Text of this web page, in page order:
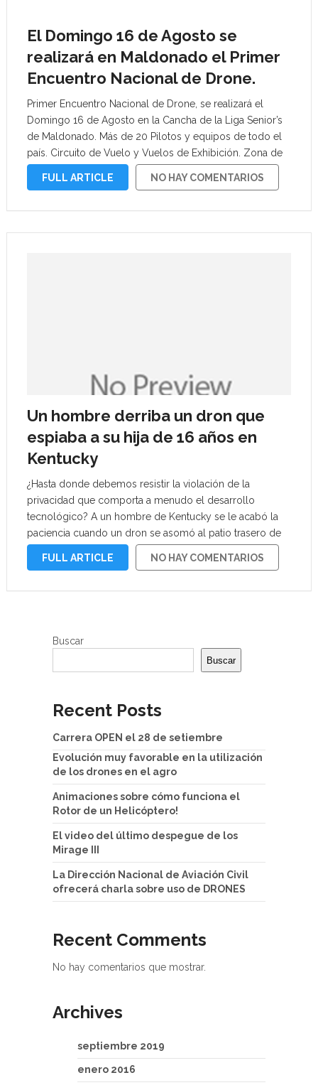
El Domingo 16 de Agosto se
realizará en Maldonado el Primer
Encuentro Nacional de Drone.
Primer Encuentro Nacional de Drone, se realizará el
Domingo 16 de Agosto en la Cancha de la Liga Senior’s
de Maldonado. Más de 20 Pilotos y equipos de todo el
país. Circuito de Vuelo y Vuelos de Exhibición. Zona de
acceso libre y gratuito a todo …
FULL ARTICLE NO HAY COMENTARIOS
Un hombre derriba un dron que
espiaba a su hija de 16 años en
Kentucky
¿Hasta donde debemos resistir la violación de la
privacidad que comporta a menudo el desarrollo
tecnológico? A un hombre de Kentucky se le acabó la
paciencia cuando un dron se asomó al patio trasero de
su casa para ver a su hija adolescente en la piscina: …
FULL ARTICLE NO HAY COMENTARIOS
Buscar
Buscar
Recent Posts
Carrera OPEN el 28 de setiembre
Evolución muy favorable en la utilización
de los drones en el agro
Animaciones sobre cómo funciona el
Rotor de un Helicóptero!
El video del último despegue de los
Mirage III
La Dirección Nacional de Aviación Civil
ofrecerá charla sobre uso de DRONES
Recent Comments
No hay comentarios que mostrar.
Archives
septiembre 2019
enero 2016